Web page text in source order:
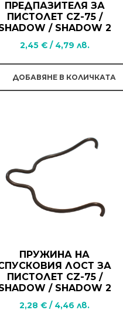
ПРЕДПАЗИТЕЛЯ ЗА
ПИСТОЛЕТ CZ-75 /
/ SHADOW 2
2,45 € / 4,79 лв.
ДОБАВЯНЕ В КОЛИЧКАТА
ПРУЖИНА НА
ЛОСТ ЗА
ПИСТОЛЕТ CZ-75 /
/ SHADOW 2
2,28€ / 4,46лв.